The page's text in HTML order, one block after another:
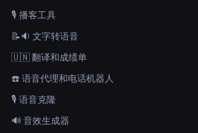
🎙️ 播客工具
📝🔉 文字转语音
🇺🇳 翻译和成绩单
☎️ 语音代理和电话机器人
🎙️ 语音克隆
🔊 音效生成器